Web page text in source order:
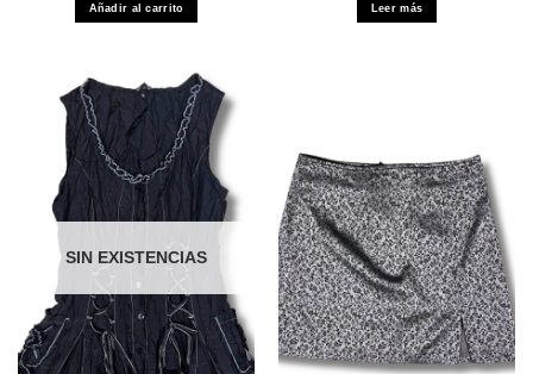
Añadir al carrito Leer más
SIN EXISTENCIAS